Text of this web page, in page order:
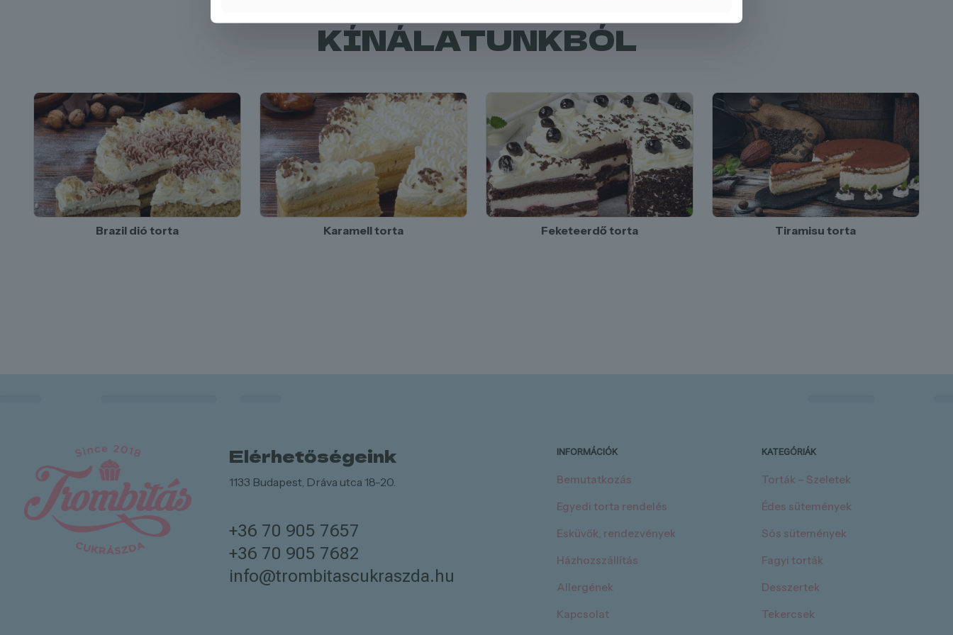
KÍNÁLATUNKBÓL
Brazil dió torta Karamell torta Feketeerdő torta Tiramisu torta
Elérhetőségeink
1133 Budapest, Dráva utca 18-20.
+36 70 905 7657
+36 70 905 7682
info@trombitascukraszda.hu
INFORMÁCIÓK
Bemutatkozás
Egyedi torta rendelés
Esküvők, rendezvények
Házhozszállítás
Allergének
Kapcsolat
KATEGÓRIÁK
Torták – Szeletek
Édes sütemények
Sós sütemények
Fagyi torták
Desszertek
Tekercsek